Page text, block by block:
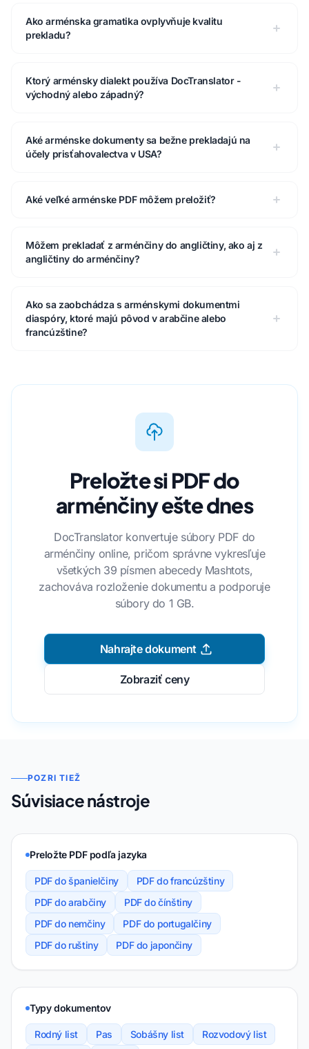
Ako arménska gramatika ovplyvňuje kvalitu
prekladu?
Ktorý arménsky dialekt používa DocTranslator -
východný alebo západný?
Aké arménske dokumenty sa bežne prekladajú na
účely prisťahovalectva v USA?
Aké veľké arménske PDF môžem preložiť?
Môžem prekladať z arménčiny do angličtiny, ako aj z
angličtiny do arménčiny?
Ako sa zaobchádza s arménskymi dokumentmi
diaspóry, ktoré majú pôvod v arabčine alebo
francúzštine?
Preložte si PDF do
arménčiny ešte dnes
DocTranslator konvertuje súbory PDF do
arménčiny online, pričom správne vykresľuje
všetkých 39 písmen abecedy Mashtots,
zachováva rozloženie dokumentu a podporuje
súbory do 1 GB.
Nahrajte dokument
Zobraziť ceny
POZRI TIEŽ
Súvisiace nástroje
Preložte PDF podľa jazyka
PDF do španielčiny
PDF do francúzštiny
PDF do arabčiny
PDF do čínštiny
PDF do nemčiny
PDF do portugalčiny
PDF do ruštiny
PDF do japončiny
Typy dokumentov
Rodný list Pas Sobášny list
Rozvodový list